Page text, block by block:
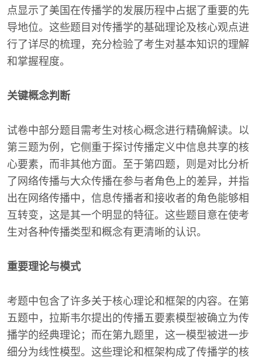
点显示了美国在传播学的发展历程中占据了重要的先
导地位。这些题目对传播学的基础理论及核心观点进
行了详尽的梳理，充分检验了考生对基本知识的理解
和掌握程度。
关键概念判断
试卷中部分题目需考生对核心概念进行精确解读。以
第三题为例，它侧重于探讨传播定义中信息共享的核
心要素，而非其他方面。至于第四题，则是对比分析
了网络传播与大众传播在参与者角色上的差异，并指
出在网络传播中，信息传播者和接收者的角色能够相
互转变，这是其一个明显的特征。这些题目意在使考
生对各种传播类型和概念有更清晰的认识。
重要理论与模式
考题中包含了许多关于核心理论和框架的内容。在第
五题中，拉斯韦尔提出的传播五要素模型被确立为传
播学的经典理论；而在第九题里，这一模型被进一步
细分为线性模型。这些理论和框架构成了传播学的核